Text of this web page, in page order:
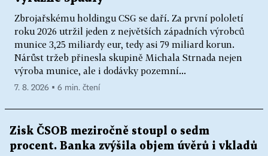
Zbrojařskému holdingu CSG se daří. Za první pololetí
roku 2026 utržil jeden z největších západních výrobců
munice 3,25 miliardy eur, tedy asi 79 miliard korun.
Nárůst tržeb přinesla skupině Michala Strnada nejen
výroba munice, ale i dodávky pozemní...
7. 8. 2026 ▪ 6 min. čtení
Zisk ČSOB meziročně stoupl o sedm
procent. Banka zvýšila objem úvěrů i vkladů